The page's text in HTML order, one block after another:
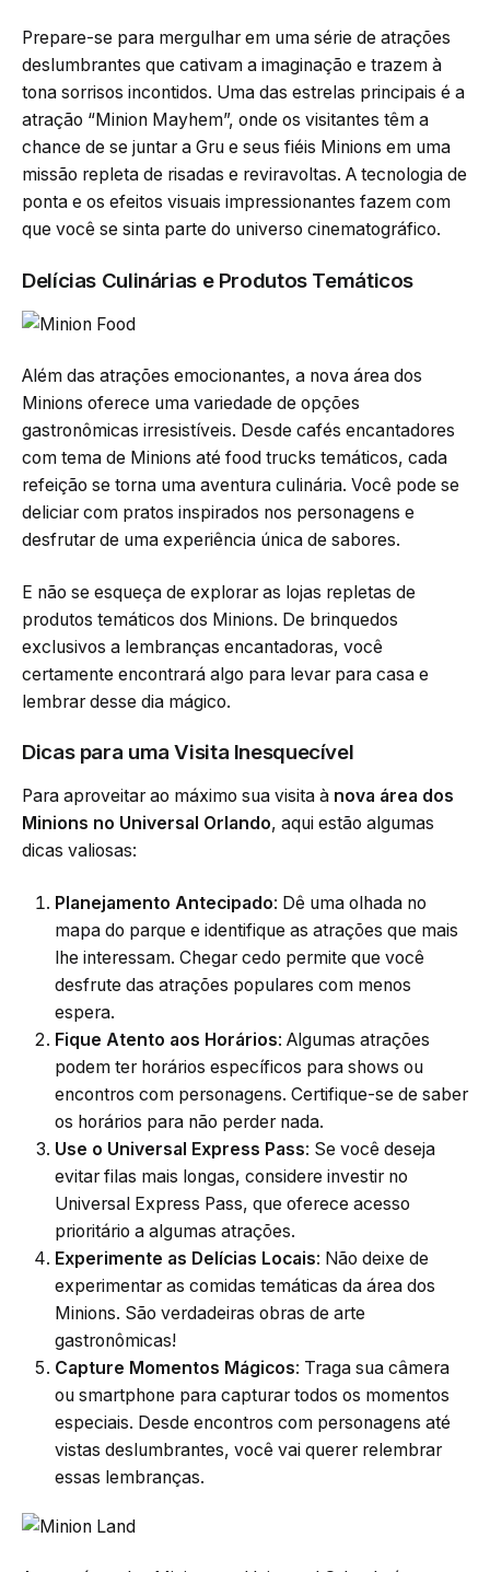
Prepare-se para mergulhar em uma série de atrações
deslumbrantes que cativam a imaginação e trazem à
tona sorrisos incontidos. Uma das estrelas principais é a
atração “Minion Mayhem”, onde os visitantes têm a
chance de se juntar a Gru e seus fiéis Minions em uma
missão repleta de risadas e reviravoltas. A tecnologia de
ponta e os efeitos visuais impressionantes fazem com
que você se sinta parte do universo cinematográfico.
Delícias Culinárias e Produtos Temáticos
Além das atrações emocionantes, a nova área dos
Minions oferece uma variedade de opções
gastronômicas irresistíveis. Desde cafés encantadores
com tema de Minions até food trucks temáticos, cada
refeição se torna uma aventura culinária. Você pode se
deliciar com pratos inspirados nos personagens e
desfrutar de uma experiência única de sabores.
E não se esqueça de explorar as lojas repletas de
produtos temáticos dos Minions. De brinquedos
exclusivos a lembranças encantadoras, você
certamente encontrará algo para levar para casa e
lembrar desse dia mágico.
Dicas para uma Visita Inesquecível
Para aproveitar ao máximo sua visita à nova área dos
Minions no Universal Orlando, aqui estão algumas
dicas valiosas:
Planejamento Antecipado: Dê uma olhada no
mapa do parque e identifique as atrações que mais
lhe interessam. Chegar cedo permite que você
desfrute das atrações populares com menos
espera.
Fique Atento aos Horários: Algumas atrações
podem ter horários específicos para shows ou
encontros com personagens. Certifique-se de saber
os horários para não perder nada.
Use o Universal Express Pass: Se você deseja
evitar filas mais longas, considere investir no
Universal Express Pass, que oferece acesso
prioritário a algumas atrações.
Experimente as Delícias Locais: Não deixe de
experimentar as comidas temáticas da área dos
Minions. São verdadeiras obras de arte
gastronômicas!
Capture Momentos Mágicos: Traga sua câmera
ou smartphone para capturar todos os momentos
especiais. Desde encontros com personagens até
vistas deslumbrantes, você vai querer relembrar
essas lembranças.